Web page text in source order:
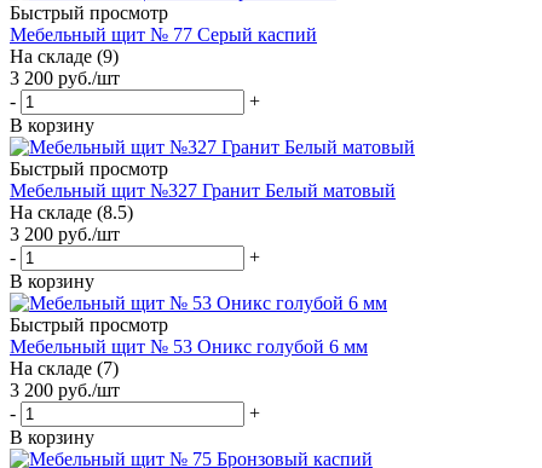
Быстрый просмотр
Мебельный щит № 77 Серый каспий
На складе (9)
3 200 руб./шт
-
+
В корзину
Быстрый просмотр
Мебельный щит №327 Гранит Белый матовый
На складе (8.5)
3 200 руб./шт
-
+
В корзину
Быстрый просмотр
Мебельный щит № 53 Оникс голубой 6 мм
На складе (7)
3 200 руб./шт
-
+
В корзину